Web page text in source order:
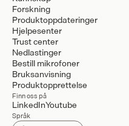
Forskning
Produktoppdateringer
Hjelpesenter
Trust center
Nedlastinger
Bestill mikrofoner
Bruksanvisning
Produktopprettelse
Finn oss på
LinkedInYoutube
Språk
Select Language